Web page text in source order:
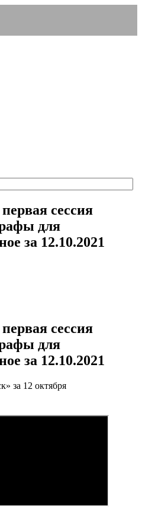
сессия
для
за 12.10.2021
сессия
для
за 12.10.2021
за 12 октября